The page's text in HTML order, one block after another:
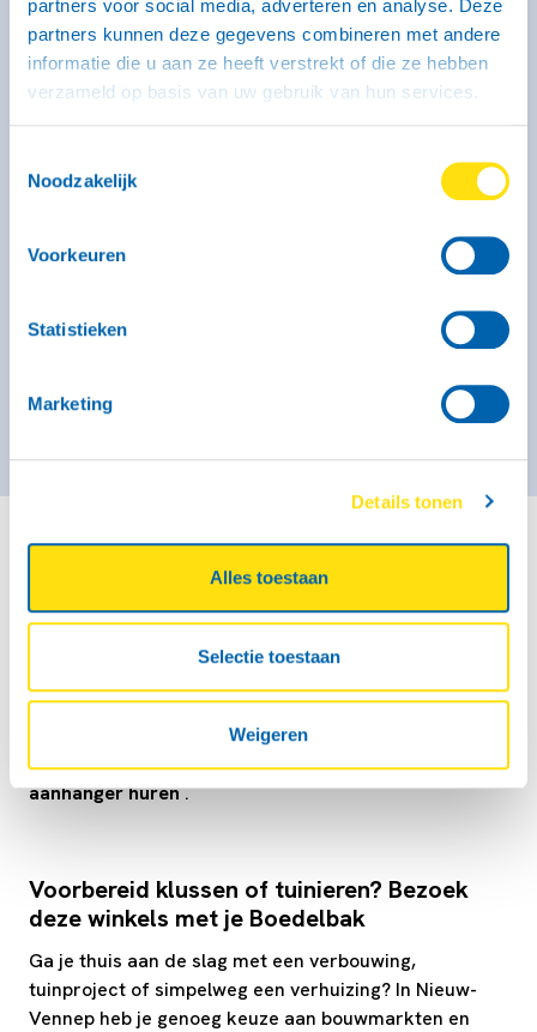
partners voor social media, adverteren en analyse. Deze
partners kunnen deze gegevens combineren met andere
informatie die u aan ze heeft verstrekt of die ze hebben
verzameld op basis van uw gebruik van hun services.
Noodzakelijk
Voorkeuren
Statistieken
Marketing
Details tonen
Alles toestaan
Selectie toestaan
Weigeren
Kenmerken
Binnenmaat: 246 x 131 x 150 cm
Vanaf € 44,- voor de eerste 3 uur (op zaterdag geldt dit
Aanhangwagen huren en aanhanger huren in
Nieuw-Vennep
In Nieuw-Vennep kun je een Boedelbak makkelijk
VenneperwegenSHEL. Deze dealers zijn verspreid
over het dorp, zodat je altijd snel en dichtbij
terechtkunt voor hetaanhangwagen hurenof het
aanhanger huren.
Voorbereid klussen of tuinieren? Bezoek
deze winkels met je Boedelbak
Ga je thuis aan de slag met een verbouwing,
tuinproject of simpelweg een verhuizing? In Nieuw-
Vennep heb je genoeg keuze aan bouwmarkten en